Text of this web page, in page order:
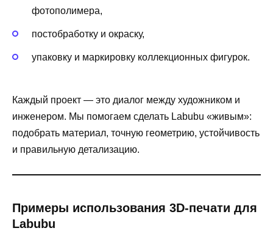
фотополимера,
постобработку и окраску,
упаковку и маркировку коллекционных фигурок.
Каждый проект — это диалог между художником и
инженером. Мы помогаем сделать Labubu «живым»:
подобрать материал, точную геометрию, устойчивость
и правильную детализацию.
Примеры использования 3D-печати для
Labubu